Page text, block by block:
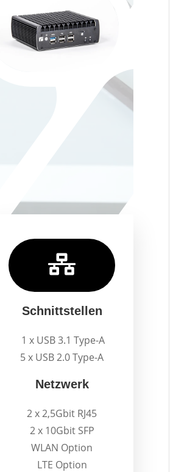

Schnittstellen
1 x USB 3.1 Type-A
5 x USB 2.0 Type-A
Netzwerk
2 x 2,5Gbit RJ45
2 x 10Gbit SFP
WLAN Option
LTE Option